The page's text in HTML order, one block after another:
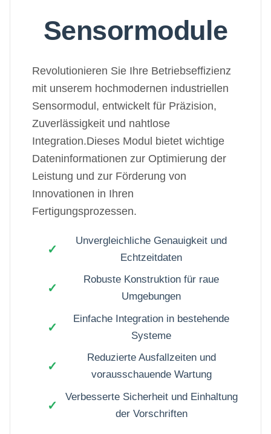
Sensormodule
Revolutionieren Sie Ihre Betriebseffizienz
mit unserem hochmodernen industriellen
Sensormodul, entwickelt für Präzision,
Zuverlässigkeit und nahtlose
Integration.Dieses Modul bietet wichtige
Dateninformationen zur Optimierung der
Leistung und zur Förderung von
Innovationen in Ihren
Fertigungsprozessen.
Unvergleichliche Genauigkeit und
Echtzeitdaten
Robuste Konstruktion für raue
Umgebungen
Einfache Integration in bestehende
Systeme
Reduzierte Ausfallzeiten und
vorausschauende Wartung
Verbesserte Sicherheit und Einhaltung
der Vorschriften